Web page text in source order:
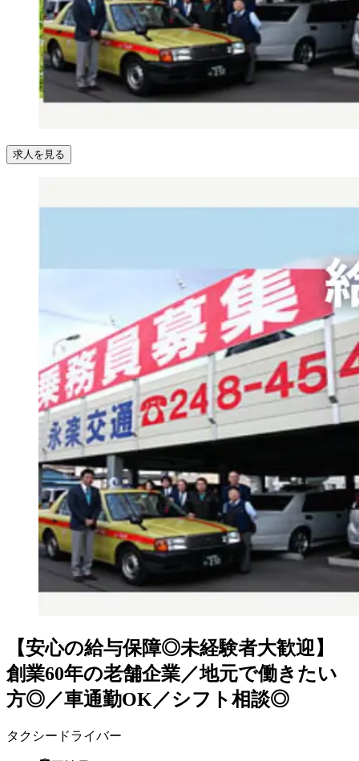
求人を見る
【安心の給与保障◎未経験者大歓迎】
創業60年の老舗企業／地元で働きたい
方◎／車通勤OK／シフト相談◎
タクシードライバー